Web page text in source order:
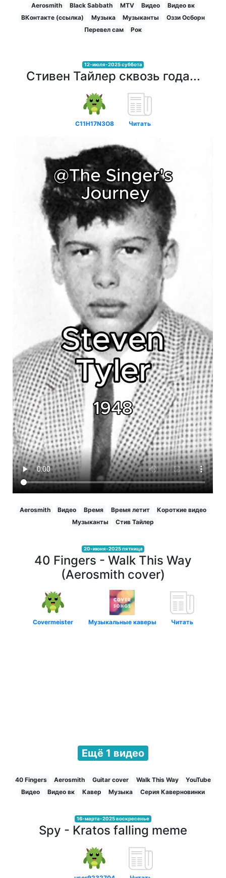
Aerosmith Black Sabbath MTV Видео
Видео вк
ВКонтакте (ссылка)
Музыка Музыканты
Оззи Осборн
Перевел сам
Рок
12-июля-2025 суббота
Стивен Тайлер сквозь года...
C11H17N3O8 Читать
Aerosmith Видео Время Время летит
Короткие видео
Музыканты
Стив Тайлер
20-июня-2025 пятница
40 Fingers - Walk This Way
(Aerosmith cover)
Covermeister Музыкальные каверы Читать
Ещё 1 видео
40 Fingers Aerosmith Guitar cover Walk This Way
YouTube
Видео
Видео вк Кавер Музыка Серия Каверновинки
16-марта-2025 воскресенье
Spy - Kratos falling meme